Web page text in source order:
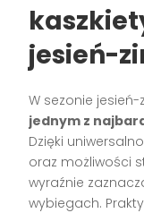
jesień-
W sezonie
jednym z
Dzięki
oraz możliwości
wyraźnie
wybiegach.